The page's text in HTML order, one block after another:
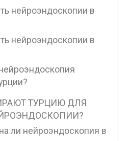
нейроэндоскопии в
нейроэндоскопии в
ТУРЦИЮ ДЛЯ
ли нейроэндоскопия в